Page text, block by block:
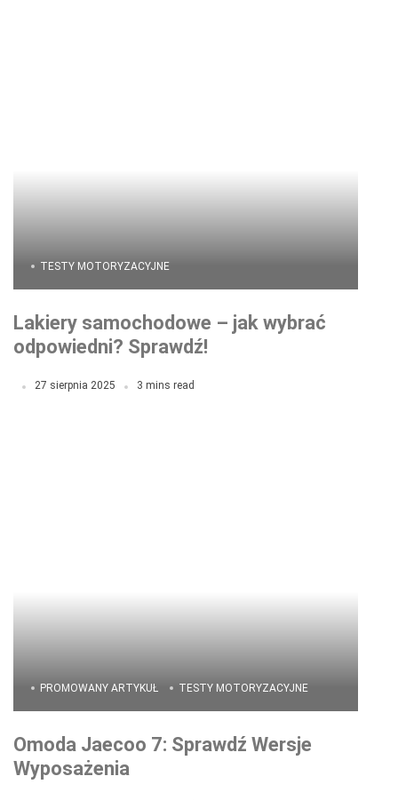
TESTY MOTORYZACYJNE
Lakiery samochodowe – jak wybrać
odpowiedni? Sprawdź!
27 sierpnia 2025 3 mins read
PROMOWANY ARTYKUŁ TESTY MOTORYZACYJNE
Omoda Jaecoo 7: Sprawdź Wersje
Wyposażenia